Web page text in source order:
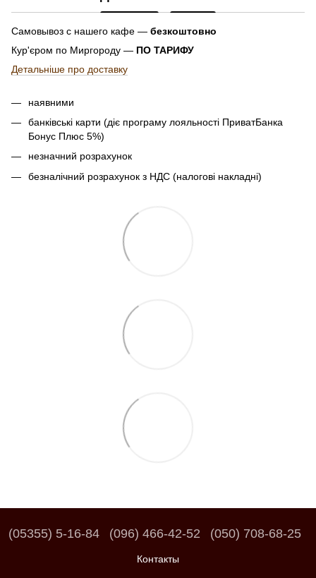
Самовывоз с нашего кафе — безкоштовно
Кур'єром по Миргороду — ПО ТАРИФУ
Детальніше про доставку
наявними
банківські карти (діє програму лояльності ПриватБанка
Бонус Плюс 5%)
незначний розрахунок
безналічний розрахунок з НДС (налогові накладні)
(05355) 5-16-84 (096) 466-42-52 (050) 708-68-25
Контакты